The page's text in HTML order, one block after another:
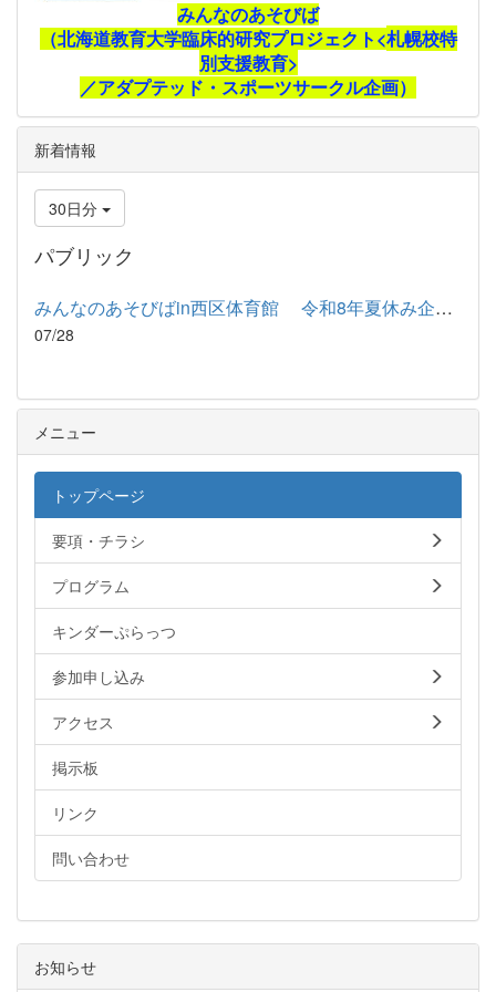
みんなのあそびば
（北海道教育大学臨床的研究プロジェクト<札幌校特
別支援教育>
／アダプテッド・スポーツサークル企画）
新着情報
30日分
パブリック
みんなのあそびばin西区体育館 令和8年夏休み企画 日時 令和8...
07/28
メニュー
トップページ
要項・チラシ
プログラム
キンダーぷらっつ
参加申し込み
アクセス
掲示板
リンク
問い合わせ
お知らせ